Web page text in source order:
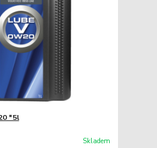
*5l
Skladem